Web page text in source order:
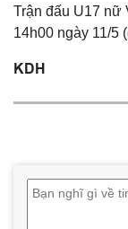
Trận đấu U17 nữ
14h00 ngày 11/5
KDH